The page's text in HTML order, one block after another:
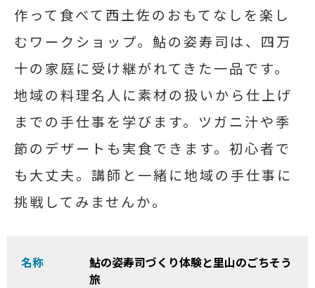
作って食べて西土佐のおもてなしを楽し
むワークショップ。鮎の姿寿司は、四万
十の家庭に受け継がれてきた一品です。
地域の料理名人に素材の扱いから仕上げ
までの手仕事を学びます。ツガニ汁や季
節のデザートも実食できます。初心者で
も大丈夫。講師と一緒に地域の手仕事に
挑戦してみませんか。
名称
鮎の姿寿司づくり体験と里山のごちそう
旅